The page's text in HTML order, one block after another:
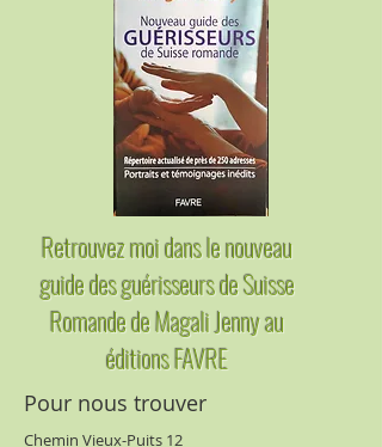
Retrouvez moi dans le nouveau
guide des guérisseurs de Suisse
Romande de Magali Jenny au
éditions FAVRE
Pour nous trouver
Chemin Vieux-Puits 12